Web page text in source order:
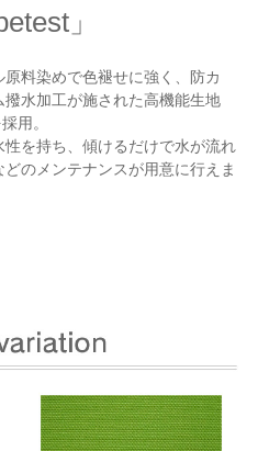
」
料染めで色褪せに強く、防カ
水加工が施された高機能生地
用。
を持ち、傾けるだけで水が流れ
のメンテナンスが用意に行えま